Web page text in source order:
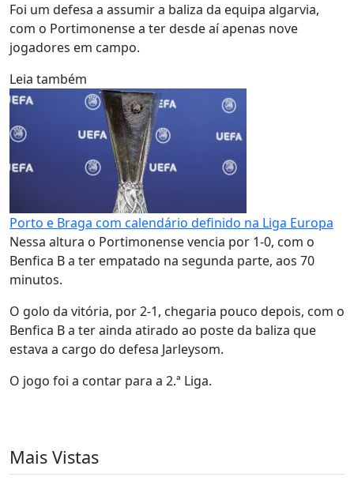
Foi um defesa a assumir a baliza da equipa algarvia,
com o Portimonense a ter desde aí apenas nove
jogadores em campo.
Leia também
Porto e Braga com calendário definido na Liga Europa
Nessa altura o Portimonense vencia por 1-0, com o
Benfica B a ter empatado na segunda parte, aos 70
minutos.
O golo da vitória, por 2-1, chegaria pouco depois, com o
Benfica B a ter ainda atirado ao poste da baliza que
estava a cargo do defesa Jarleysom.
O jogo foi a contar para a 2.ª Liga.
Mais Vistas